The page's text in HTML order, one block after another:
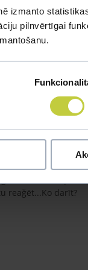
izmanto
pilnvērtīgai
kārbiņās
reağēt...Ko darīt?